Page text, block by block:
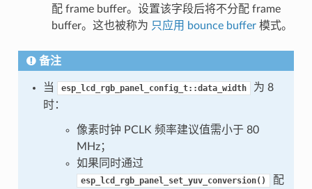
配 frame buffer。设置该字段后将不分配 frame
buffer。这也被称为 只应用 bounce buffer模式。
备注
当 esp_lcd_rgb_panel_config_t::data_width
为 8
时：
像素时钟 PCLK 频率建议值需小于 80
MHz；
如果同时通过
esp_lcd_rgb_panel_set_yuv_conversion()
配